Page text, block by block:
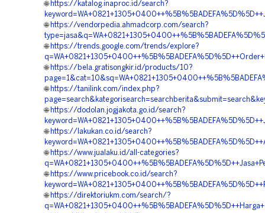
🌐 https://katalog.inaproc.id/search?
🌐 https://vendorpedia.ahmadcorp.com/search?
🌐 https://trends.google.com/trends/explore?
🌐 https://bela.gratisongkir.id/products/10?
🌐 https://tanilink.com/index.php?
🌐 https://dodolan.jogjakota.go.id/search?
🌐 https://lakukan.co.id/search?
🌐 https://www.jualaku.id/all-categories?
🌐 https://www.pricebook.co.id/search?
🌐 https://direktoriukm.com/search/?